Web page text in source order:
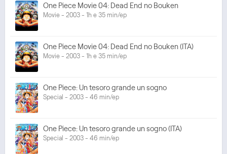
One Piece Movie 04: Dead End no Bouken
Movie - 2003 - 1h e 35 min/ep
One Piece Movie 04: Dead End no Bouken (ITA)
Movie - 2003 - 1h e 35 min/ep
One Piece: Un tesoro grande un sogno
Special - 2003 - 46 min/ep
One Piece: Un tesoro grande un sogno (ITA)
Special - 2003 - 46 min/ep